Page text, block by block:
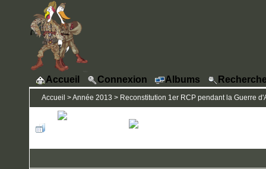
Accueil Connexion Albums
Accueil >Année 2013 > Reconstitution 1er RCP pendant la Guerre